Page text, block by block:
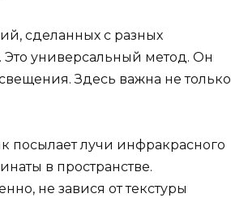
сделанных с разных
Это универсальный метод. Он
Здесь важна не только
посылает лучи инфракрасного
в пространстве.
не завися от текстуры